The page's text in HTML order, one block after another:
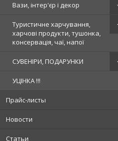
Вази, інтер'єр і декор
Туристичне харчування,
харчові продукти, тушонка,
консервація, чаї, напої
СУВЕНІРИ, ПОДАРУНКИ
УЦІНКА !!!
Прайс-листы
Новости
Статьи